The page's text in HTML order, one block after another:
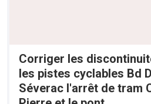
Corriger les
les pistes cyclables Bd
Séverac l'arrêt de tram